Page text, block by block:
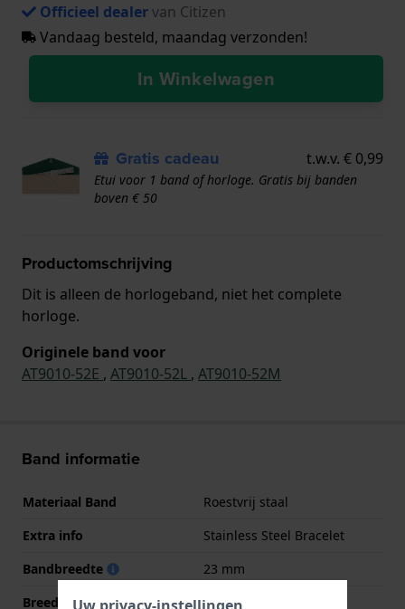
Officieel dealervan Citizen
Vandaag besteld, maandag verzonden!
In Winkelwagen
Gratis cadeau t.w.v. € 0,99
Etui voor 1 band of horloge. Gratis bij banden
boven € 50
Productomschrijving
Dit is alleen de horlogeband, niet het complete
horloge.
Originele band voor
AT9010-52E , AT9010-52L , AT9010-52M
Band informatie
Materiaal Band
Roestvrij staal
Extra info
Stainless Steel Bracelet
Bandbreedte
23 mm
Breedte bandaanzet
23 mm
Uw privacy-instellingen